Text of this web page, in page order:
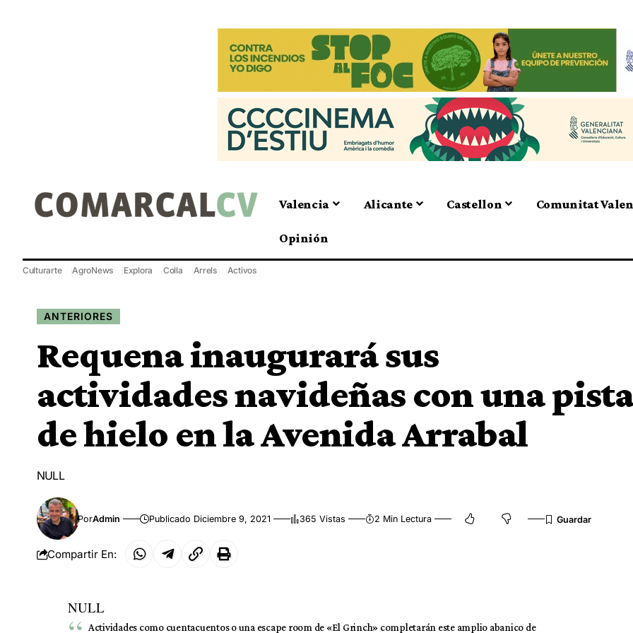
Valencia Alicante Castellon Comunitat
Opinión
Culturarte AgroNews Explora Colla Arrels Activos
ANTERIORES
Requena inaugurará sus
actividades navideñas con una pista
de hielo en la Avenida Arrabal
NULL
PorAdmin Publicado Diciembre 9, 2021 365 Vistas 2 Min Lectura
Compartir En:
NULL
Actividades como cuentacuentos o una escape room de «El Grinch» completarán este amplio abanico de